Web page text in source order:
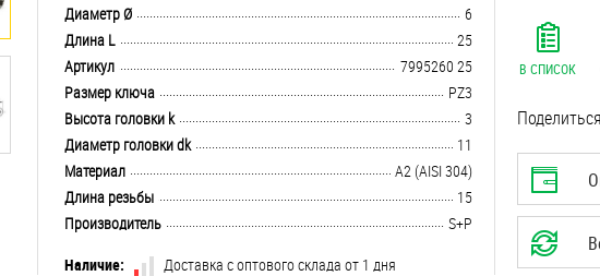
Диаметр Ø
6
Длина L
25
Артикул
7995260 25
Размер ключа
PZ3
Высота головки k
3
Диаметр головки dk
11
Материал
А2 (AISI 304)
Длина резьбы
15
Производитель
S+P
Наличие:
Доставка с оптового склада от 1 дня
В СПИСОК